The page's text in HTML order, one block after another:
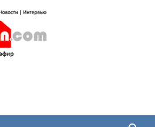
война
включая события в Новороссии, ДНР,